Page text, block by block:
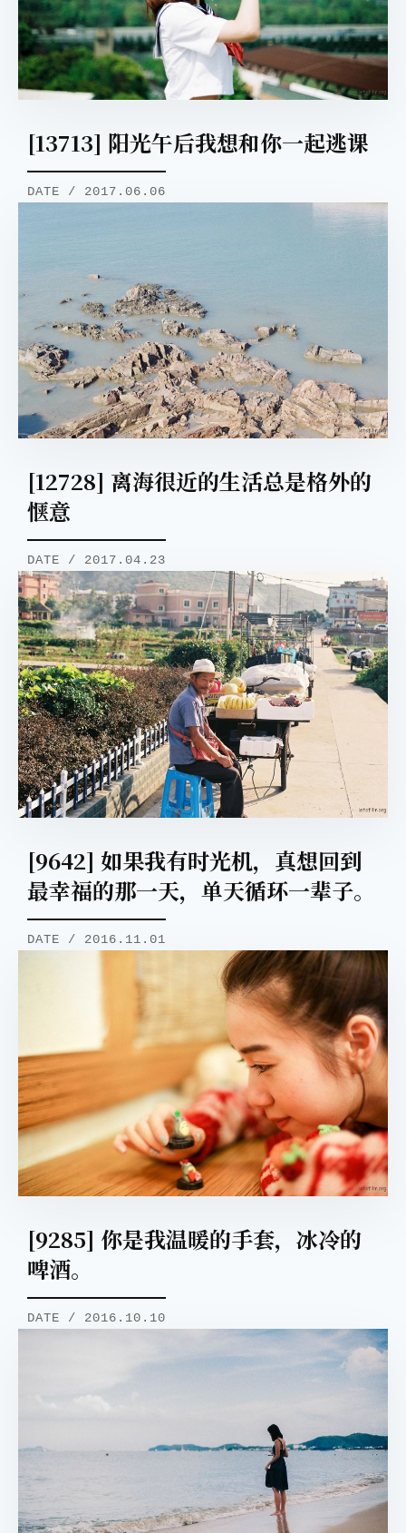
[13713] 阳光午后我想和你一起逃课
DATE / 2017.06.06
[12728] 离海很近的生活总是格外的
惬意
DATE / 2017.04.23
[9642] 如果我有时光机，真想回到
最幸福的那一天，单天循环一辈子。
DATE / 2016.11.01
[9285] 你是我温暖的手套，冰冷的
啤酒。
DATE / 2016.10.10